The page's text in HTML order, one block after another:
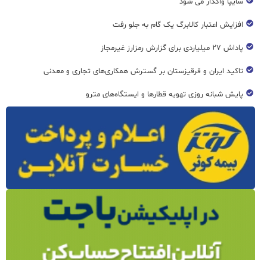
افزایش اعتبار کالابرگ یک گام به جلو رفت
پاداش ۲۷ میلیاردی برای گزارش رمزارز غیرمجاز
تاکید ایران و قرقیزستان بر گسترش همکاری‌های تجاری و معدنی
پایش شبانه روزی تهویه قطار‌ها و ایستگاه‌های مترو